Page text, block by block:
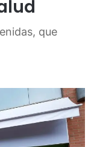
que